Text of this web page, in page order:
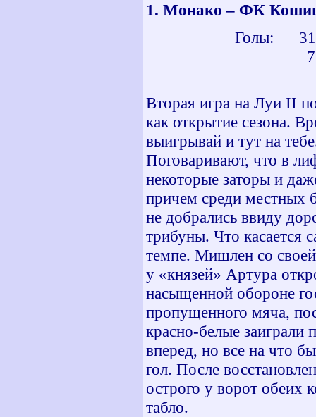
1. Монако – ФК
Голы: 31
75 мин -
Вторая игра на Луи ІІ
как открытие сезона.
выигрывай и тут на
Поговаривают, что в
некоторые заторы и
причем среди местных
не добрались ввиду
трибуны. Что касается
темпе. Мишлен со
у «князей» Артура
насыщенной обороне
пропущенного мяча,
красно-белые заиграли
вперед, но все на что
гол. После
острого у ворот обеих
табло.